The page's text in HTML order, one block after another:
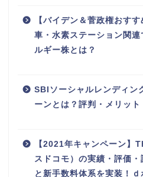
【バイデン＆菅政権おす
車・水素ステーション関
ルギー株とは？
SBIソーシャルレンディン
ーンとは？評判・メリット
【2021年キャンペーン】
スドコモ）の実績・評価
と新手数料体系を実装！